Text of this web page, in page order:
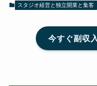
スタジオ経営と独立開業と集客
今すぐ副収